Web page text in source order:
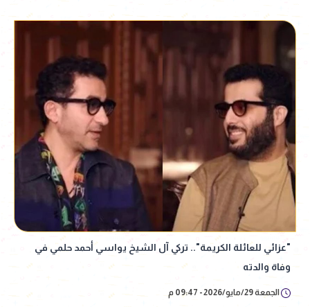
"عزائي للعائلة الكريمة".. تركي آل الشيخ يواسي أحمد حلمي في
وفاة والدته
الجمعة 29/مايو/2026 - 09:47 م